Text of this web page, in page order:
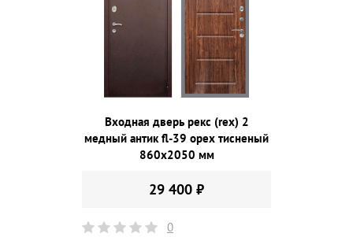
Входная дверь рекс (rex) 2
медный антик fl-39 орех тисненый
860х2050 мм
29 400 ₽
0